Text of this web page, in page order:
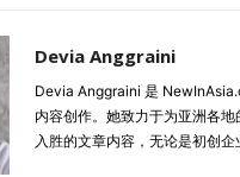
效沟通超越了信息传递。他
是建立信任、增强协作并
往任何时候都更为突出。
通什么内容”、“何时沟通”
受变革项目影响的相关方，
Devia Anggraini
Devia Anggraini 是
内容创作。她致力于为亚洲各
入胜的文章内容，无论是初创